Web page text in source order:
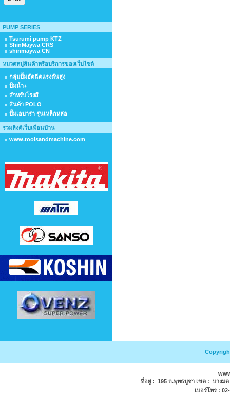
PUMP SERIES
Tsurumi pump KTZ
ShinMaywa CRS
shinmaywa CN
หมวดหมู่สินค้าหรือบริการของเว็บไซต์
กลุ่มปั้มอัดฉีดแรงดันสูง
ปั้มน้ำ+
สำหรับโรงสี
สินค้า POLO
ปั๊มเอบาร่า รุ่นเหล็กหล่อ
รวมลิงค์เว็บเพื่อนบ้าน
www.toolsandmachine.com
ที่อยู่ : 195 ถ.พุทธบูชา เขต : บางม
เบอร์โทร :